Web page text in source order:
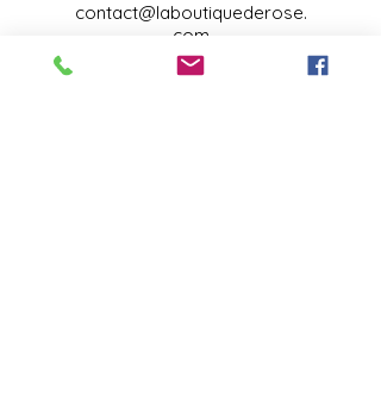
contact@laboutiquederose.
com
Mentions légales